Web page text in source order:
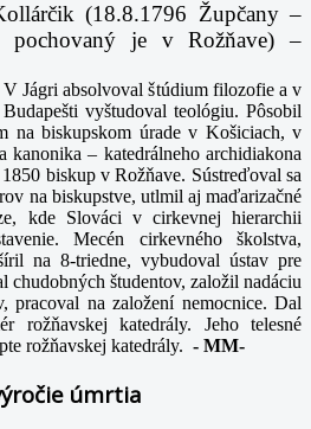
(18.8.1796 Župčany –
pochovaný je v Rožňave) –
V Jágri absolvoval štúdium filozofie a v
Budapešti vyštudoval teológiu. Pôsobil
na biskupskom úrade v Košiciach, v
kanonika – katedrálneho archidiakona
biskup v Rožňave. Sústreďoval sa
na biskupstve, utlmil aj maďarizačné
kde Slováci v cirkevnej hierarchii
Mecén cirkevného školstva,
na 8-triedne, vybudoval ústav pre
chudobných študentov, založil nadáciu
pracoval na založení nemocnice. Dal
rožňavskej katedrály. Jeho telesné
rožňavskej katedrály. - MM-
úmrtia